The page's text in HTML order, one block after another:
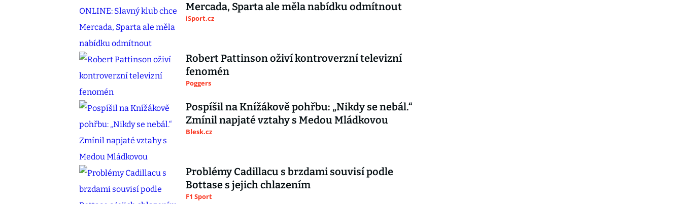
Mercada, Sparta ale měla nabídku odmítnout
iSport.cz
Robert Pattinson oživí kontroverzní televizní
fenomén
Poggers
Pospíšil na Knížákově pohřbu: „Nikdy se nebál.“
Zmínil napjaté vztahy s Medou Mládkovou
Blesk.cz
Problémy Cadillacu s brzdami souvisí podle
Bottase s jejich chlazením
F1 Sport